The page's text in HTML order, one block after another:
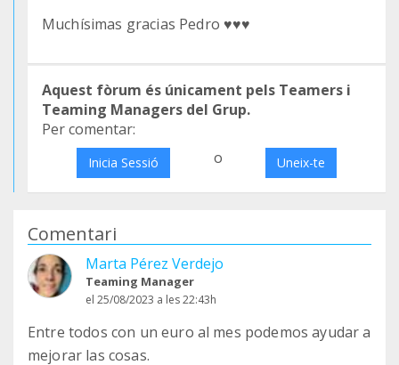
Muchísimas gracias Pedro ♥️♥️♥️
Aquest fòrum és únicament pels Teamers i
Teaming Managers del Grup.
Per comentar:
Inicia Sessió o Uneix-te
Comentari
Marta Pérez Verdejo
Teaming Manager
el 25/08/2023 a les 22:43h
Entre todos con un euro al mes podemos ayudar a
mejorar las cosas.